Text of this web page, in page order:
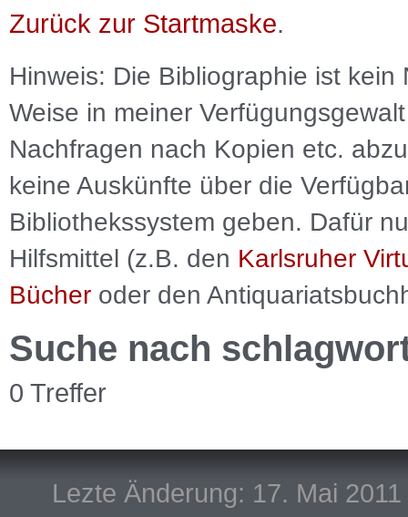
Zurück zur Startmaske.
Hinweis: Die Bibliographie ist kein
Weise in meiner
Nachfragen nach Kopien etc.
keine Auskünfte über die
Bibliothekssystem geben. Dafür
Hilfsmittel (z.B. den Karlsruher
Bücher oder den
Suche nach
0 Treffer
Lezte Änderung: 17. Mai